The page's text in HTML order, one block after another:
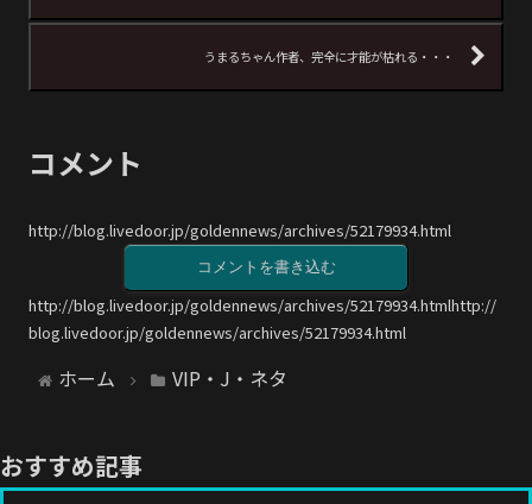
うまるちゃん作者、完全に才能が枯れる・・・
コメント
http://blog.livedoor.jp/goldennews/archives/52179934.html
コメントを書き込む
http://blog.livedoor.jp/goldennews/archives/52179934.htmlhttp://
blog.livedoor.jp/goldennews/archives/52179934.html
ホーム VIP・J・ネタ
おすすめ記事